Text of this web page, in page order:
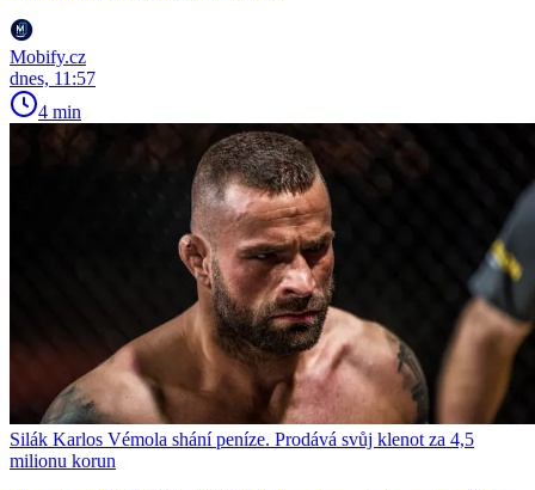
Mobify.cz
dnes, 11:57
4 min
Silák Karlos Vémola shání peníze. Prodává svůj klenot za 4,5
milionu korun